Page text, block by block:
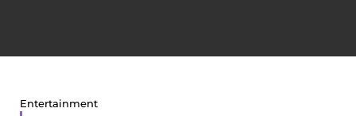
Entertainment